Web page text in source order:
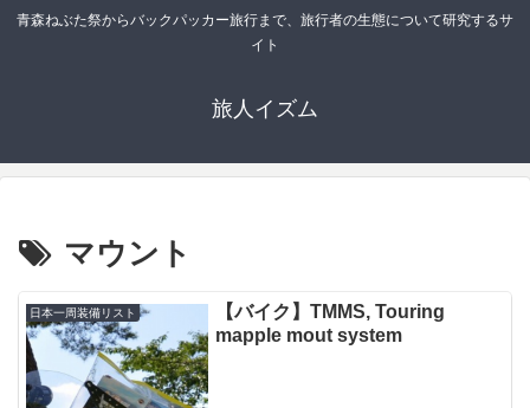
青森ねぶた祭からバックパッカー旅行まで、旅行者の生態について研究するサ
イト
旅人イズム
マウント
日本一周装備リスト
【バイク】TMMS, Touring
mapple mout system